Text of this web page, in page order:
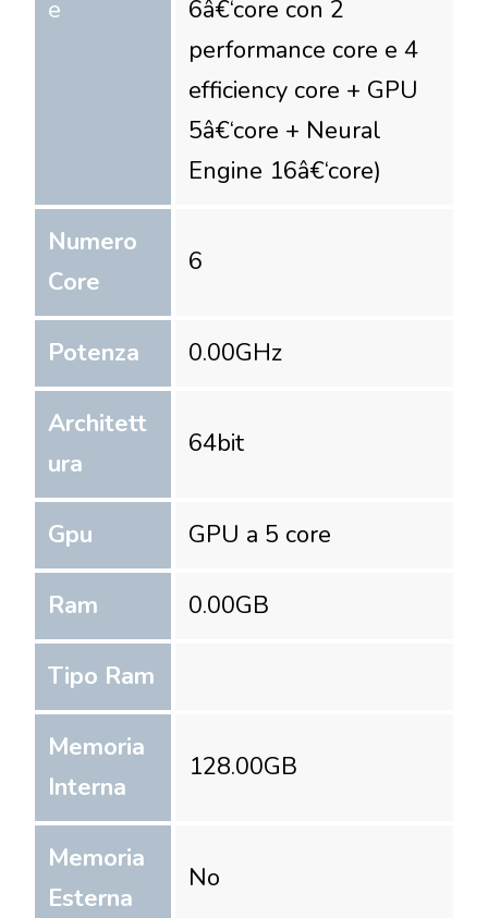
e
6â€‘core con 2
performance core e 4
efficiency core + GPU
5â€‘core + Neural
Engine 16â€‘core)
Numero
Core
6
Potenza 0.00GHz
Architett
ura
64bit
Gpu GPU a 5 core
Ram 0.00GB
Tipo Ram
Memoria
Interna
128.00GB
Memoria
Esterna
No